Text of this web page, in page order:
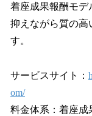
着座成果報酬モデ
抑えながら質の高
す。
サービスサイト：
om/
料金体系：着座成